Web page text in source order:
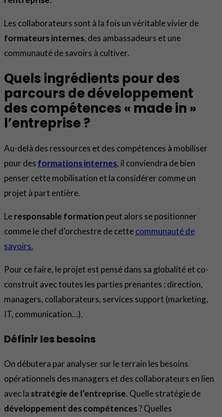
Les collaborateurs sont à la fois un véritable vivier de
formateurs internes, des ambassadeurs et une
communauté de savoirs à cultiver.
Quels ingrédients pour des
parcours de développement
des compétences « made in »
l’entreprise ?
Au-delà des ressources et des compétences à mobiliser
pour des formations internes, il conviendra de bien
penser cette mobilisation et la considérer comme un
projet à part entière.
Leresponsable formation peut alors se positionner
comme le chef d’orchestre de cettecommunauté de
savoirs.
Pour ce faire, le projet est pensé dans sa globalité et co-
construit avec toutes les parties prenantes : direction,
managers, collaborateurs, services support (marketing,
IT, communication…).
Définir les besoins
On débutera par analyser sur le terrain les besoins
opérationnels des managers et des collaborateurs en lien
avec la stratégie de l’entreprise. Quelle stratégie de
développement des compétences? Quelles